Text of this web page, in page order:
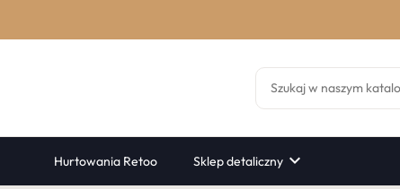
Hurtowania Retoo Sklep detaliczny 